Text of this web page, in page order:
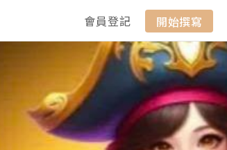
會員登記 開始撰寫